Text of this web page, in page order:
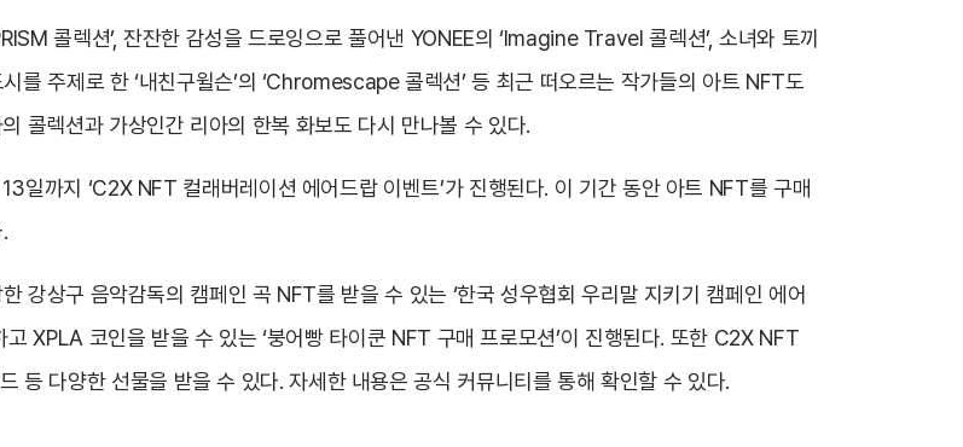
콜렉션’, 잔잔한 감성을 드로잉으로 풀어낸 YONEE의 ‘Imagine Travel 콜렉션’, 소녀와 토끼
시를 주제로 한 ‘내친구윌슨’의 ‘Chromescape 콜렉션’ 등 최근 떠오르는 작가들의 아트 NFT도
콜렉션과 가상인간 리아의 한복 화보도 다시 만나볼 수 있다.
일까지 ‘C2X NFT 컬래버레이션 에어드랍 이벤트’가 진행된다. 이 기간 동안 아트 NFT를 구매
강상구 음악감독의 캠페인 곡 NFT를 받을 수 있는 ‘한국 성우협회 우리말 지키기 캠페인 에어
XPLA 코인을 받을 수 있는 ‘붕어빵 타이쿤 NFT 구매 프로모션’이 진행된다. 또한 C2X NFT
등 다양한 선물을 받을 수 있다. 자세한 내용은 공식 커뮤니티를 통해 확인할 수 있다.